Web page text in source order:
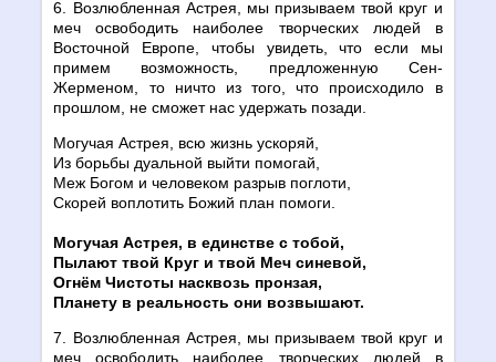
6. Возлюбленная Астрея, мы призываем твой круг и
меч освободить наиболее творческих людей в
Восточной Европе, чтобы увидеть, что если мы
примем возможность, предложенную Сен-
Жерменом, то ничто из того, что происходило в
прошлом, не сможет нас удержать позади.
Могучая Астрея, всю жизнь ускоряй,
Из борьбы дуальной выйти помогай,
Меж Богом и человеком разрыв поглоти,
Скорей воплотить Божий план помоги.
Могучая Астрея, в единстве с тобой,
Пылают твой Круг и твой Меч синевой,
Огнём Чистоты насквозь пронзая,
Планету в реальность они возвышают.
7. Возлюбленная Астрея, мы призываем твой круг и
меч освободить наиболее творческих людей в